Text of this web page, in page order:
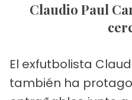
Claudio Paul Caniggia, un abuelo
El exfutbolista
también ha